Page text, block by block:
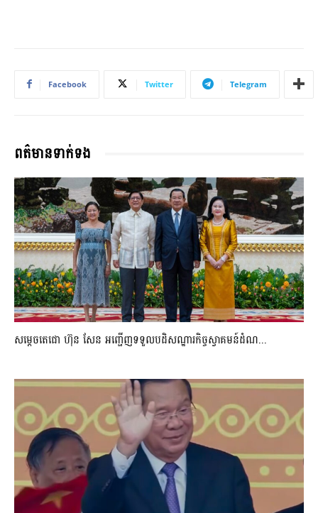
Facebook Twitter Telegram
ពត៌មានទាក់ទង
សម្តេចតេជោ ហ៊ុន សែន អញ្ជើញទទួលបដិសណ្ឋារកិច្ចស្វាគមន៍ដំណ...